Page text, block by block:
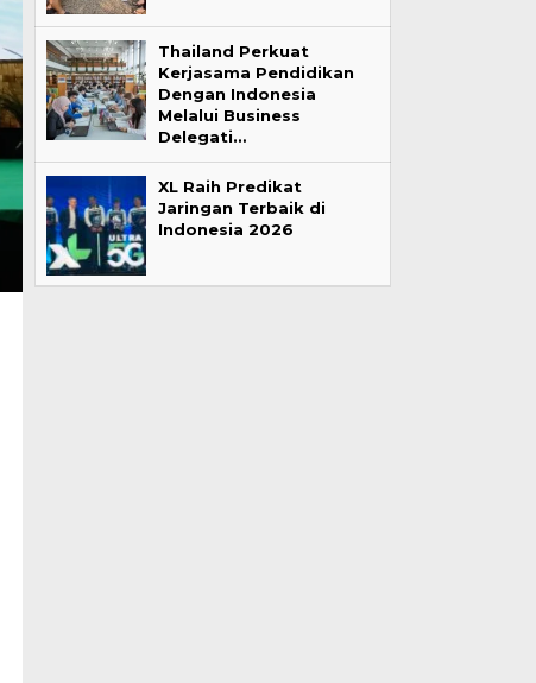
Thailand Perkuat
Kerjasama Pendidikan
Dengan Indonesia
Melalui Business
Delegati…
XL Raih Predikat
Jaringan Terbaik di
Indonesia 2026